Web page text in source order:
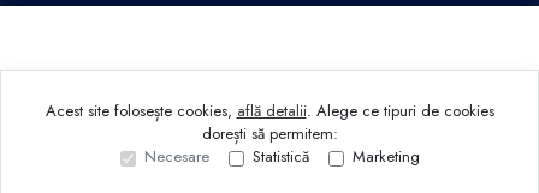
Acest site folosește cookies, află detalii. Alege ce tipuri de cookies
dorești să permitem:
Necesare
Statistică Marketing